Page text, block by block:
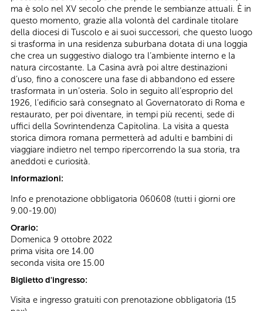
ma è solo nel XV secolo che prende le sembianze attuali. È in
questo momento, grazie alla volontà del cardinale titolare
della diocesi di Tuscolo e ai suoi successori, che questo luogo
si trasforma in una residenza suburbana dotata di una loggia
che crea un suggestivo dialogo tra l’ambiente interno e la
natura circostante. La Casina avrà poi altre destinazioni
d’uso, fino a conoscere una fase di abbandono ed essere
trasformata in un’osteria. Solo in seguito all’esproprio del
1926, l’edificio sarà consegnato al Governatorato di Roma e
restaurato, per poi diventare, in tempi più recenti, sede di
uffici della Sovrintendenza Capitolina. La visita a questa
storica dimora romana permetterà ad adulti e bambini di
viaggiare indietro nel tempo ripercorrendo la sua storia, tra
aneddoti e curiosità.
Informazioni:
Info e prenotazione obbligatoria 060608 (tutti i giorni ore
9.00-19.00)
Orario:
Domenica 9 ottobre 2022
prima visita ore 14.00
seconda visita ore 15.00
Biglietto d'ingresso:
Visita e ingresso gratuiti con prenotazione obbligatoria (15